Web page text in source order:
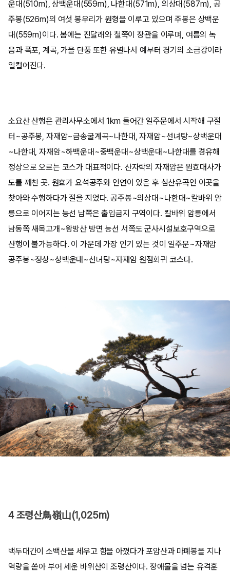
운대(510m), 상백운대(559m), 나한대(571m), 의상대(587m), 공
주봉(526m)의 여섯 봉우리가 원형을 이루고 있으며 주봉은 상백운
대(559m)이다. 봄에는 진달래와 철쭉이 장관을 이루며, 여름의 녹
음과 폭포, 계곡, 가을 단풍 또한 유별나서 예부터 경기의 소금강이라
일컬어진다.
소요산 산행은 관리사무소에서 1km 들어간 일주문에서 시작해 구절
터~공주봉, 자재암~금송굴계곡~나한대, 자재암~선녀탕~상백운대
~나한대, 자재암~하백운대~중백운대~상백운대~나한대를 경유해
정상으로 오르는 코스가 대표적이다. 산자락의 자재암은 원효대사가
도를 깨친 곳. 원효가 요석공주와 인연이 있은 후 심산유곡인 이곳을
찾아와 수행하다가 절을 지었다. 공주봉~의상대~나한대~칼바위 암
릉으로 이어지는 능선 남쪽은 출입금지 구역이다. 칼바위 암릉에서
남동쪽 새목고개~왕방산 방면 능선 서쪽도 군사시설보호구역으로
산행이 불가능하다. 이 가운데 가장 인기 있는 것이 일주문~자재암
공주봉~정상~상백운대~선녀탕~자재암 원점회귀 코스다.
4 조령산鳥嶺山(1,025m)
백두대간이 소백산을 세우고 힘을 아꼈다가 포암산과 마폐봉을 지나
역량을 쏟아 부어 세운 바위산이 조령산이다. 장애물을 넘는 유격훈